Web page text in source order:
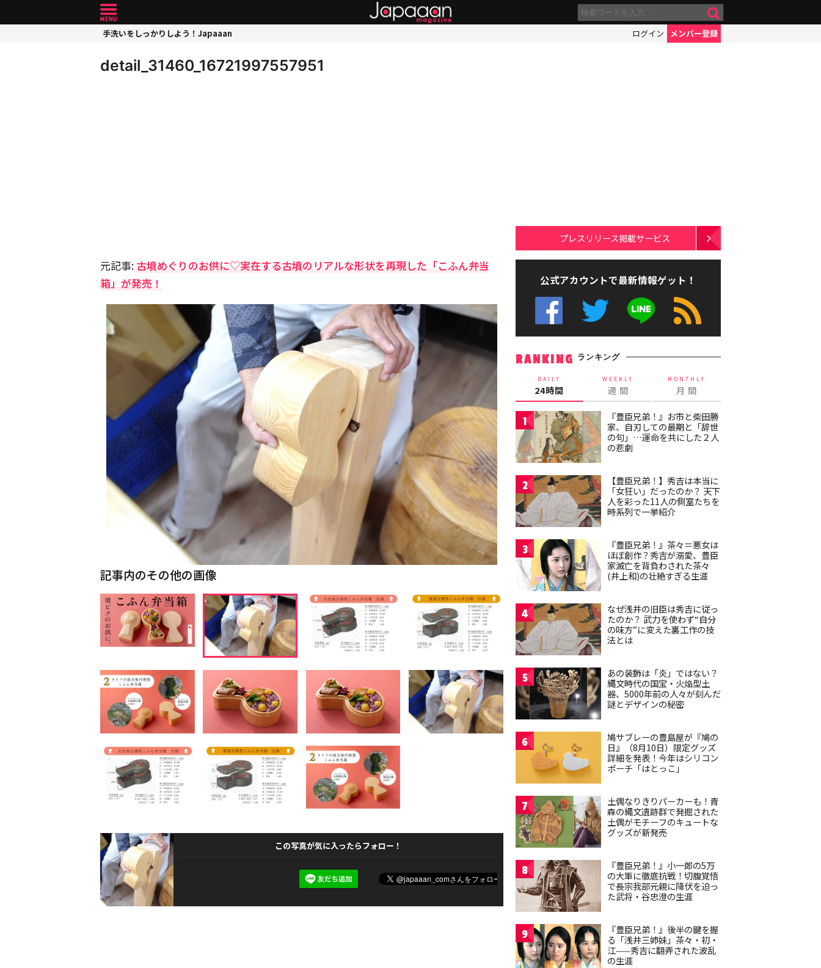
手洗いをしっかりしよう！Japaaan ログイン メンバー登録
detail_31460_16721997557951
元記事: 古墳めぐりのお供に♡実在する古墳のリアルな形状を再現した「こふん弁当
箱」が発売！
記事内のその他の画像
この写真が気に入ったらフォロー！
プレスリリース掲載サービス
公式アカウントで最新情報ゲット！
RANKING ランキング
DAILY
24時間
WEEKLY
週 間
MONTHLY
月 間
1
『豊臣兄弟！』お市と柴田勝
家、自刃しての最期と「辞世
の句」…運命を共にした２人
の悲劇
2
【豊臣兄弟！】秀吉は本当に
「女狂い」だったのか？ 天下
人を彩った11人の側室たちを
時系列で一挙紹介
3
『豊臣兄弟！』茶々＝悪女は
ほぼ創作？秀吉が溺愛、豊臣
家滅亡を背負わされた茶々
(井上和)の壮絶すぎる生涯
4
なぜ浅井の旧臣は秀吉に従っ
たのか？ 武力を使わず“自分
の味方”に変えた裏工作の技
法とは
5
あの装飾は「炎」ではない？
縄文時代の国宝・火焔型土
器、5000年前の人々が刻んだ
謎とデザインの秘密
6
鳩サブレーの豊島屋が『鳩の
日』（8月10日）限定グッズ
詳細を発表！今年はシリコン
ポーチ「はとっこ」
7
土偶なりきりパーカーも！青
森の縄文遺跡群で発掘された
土偶がモチーフのキュートな
グッズが新発売
8
『豊臣兄弟！』小一郎の5万
の大軍に徹底抗戦！切腹覚悟
で長宗我部元親に降伏を迫っ
た武将・谷忠澄の生涯
9
『豊臣兄弟！』後半の鍵を握
る「浅井三姉妹」茶々・初・
江——秀吉に翻弄された波乱
の生涯